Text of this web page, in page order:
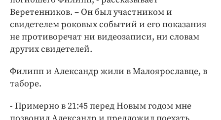
Веретенников. – Он был участником и
свидетелем роковых событий и его показания
не противоречат ни видеозаписи, ни словам
других свидетелей.
Филипп и Александр жили в Малоярославце, в
таборе.
- Примерно в 21:45 перед Новым годом мне